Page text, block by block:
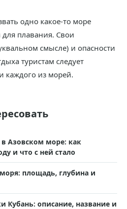
одно какое-то море
плавания. Свои
смысле) и опасности
туристам следует
каждого из морей.
Азовском море: как
и что с ней стало
площадь, глубина и
Кубань: описание, название и